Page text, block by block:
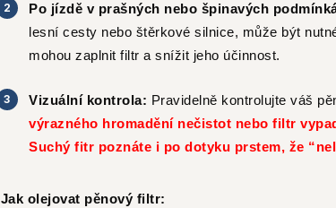
Po jízdě v prašných nebo špinavých
lesní cesty nebo štěrkové silnice, může být
mohou zaplnit filtr a snížit jeho účinnost.
Vizuální kontrola: Pravidelně kontrolujte váš
výrazného hromadění nečistot nebo filtr
Suchý fitr poznáte i po dotyku prstem, že
Jak olejovat pěnový filtr: